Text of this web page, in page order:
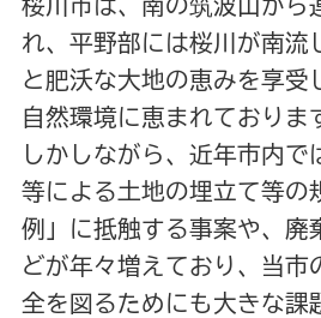
桜川市は、南の筑波山から
れ、平野部には桜川が南流
と肥沃な大地の恵みを享受
自然環境に恵まれておりま
しかしながら、近年市内で
等による土地の埋立て等の
例」に抵触する事案や、廃
どが年々増えており、当市
全を図るためにも大きな課